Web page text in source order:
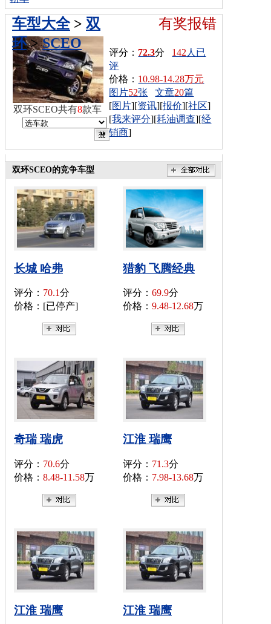
有奖报错
车型大全> 双
环>SCEO
评分： 72.3分 142 人已
评
价格： 10.98-14.28万元
图片52张 文章20篇
[图片][资讯][报价][社区]
[我来评分][耗油调查][经
销商]
双环SCEO共有8款车
双环SCEO的竞争车型
长城 哈弗
评分： 70.1分
价格：[已停产]
猎豹 飞腾经典
评分： 69.9分
价格： 9.48-12.68万
奇瑞 瑞虎
评分： 70.6分
价格： 8.48-11.58万
江淮 瑞鹰
评分： 71.3分
价格： 7.98-13.68万
江淮 瑞鹰 江淮 瑞鹰